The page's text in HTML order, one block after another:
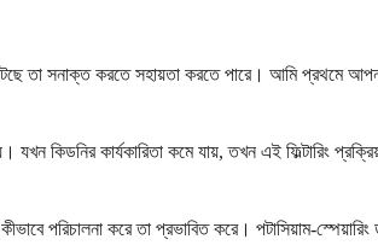
তা সনাক্ত করতে সহায়তা করতে পারে। আমি প্রথমে
কিডনির কার্যকারিতা কমে যায়, তখন এই ফিল্টারিং
পরিচালনা করে তা প্রভাবিত করে। পটাসিয়াম-